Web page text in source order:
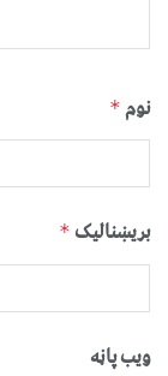
نوم *
بریښنالیک *
ویب پاڼه